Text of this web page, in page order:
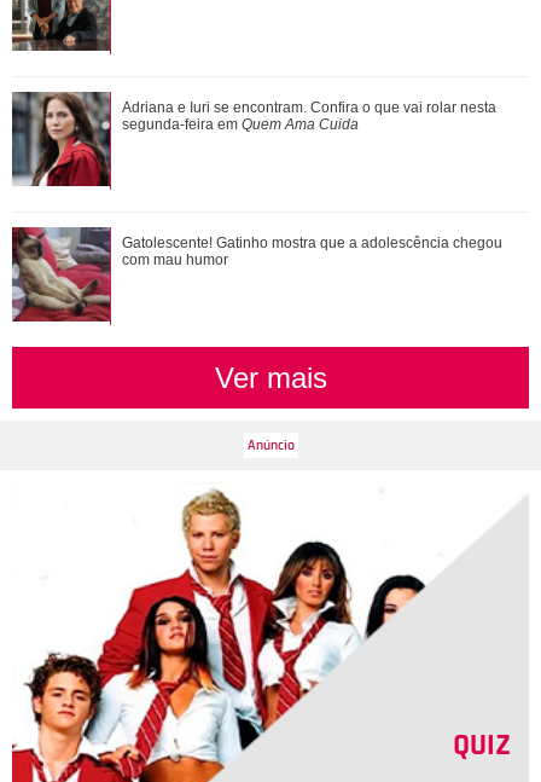
Adriana e Iuri se encontram. Confira o que vai rolar nesta
segunda-feira em Quem Ama Cuida
Não gostou? Ana Paula Renault reage após Milena decretar
fim da amizade entre as duas
Adriana e Iuri se encontram. Confira o que vai rolar nesta
segunda-feira em Quem Ama Cuida
Gatolescente! Gatinho mostra que a adolescência chegou
com mau humor
Ver mais
QUIZ